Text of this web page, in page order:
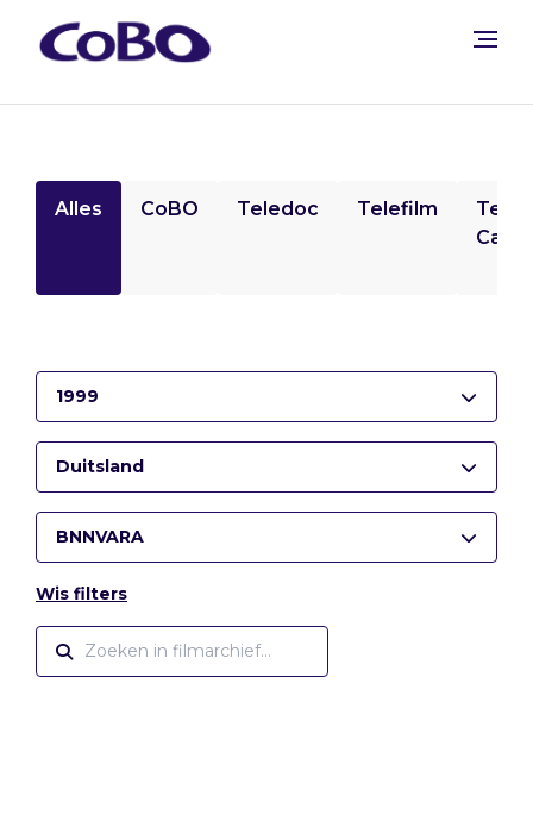
Alles CoBO Teledoc Telefilm
1999
Duitsland
BNNVARA
Wis filters